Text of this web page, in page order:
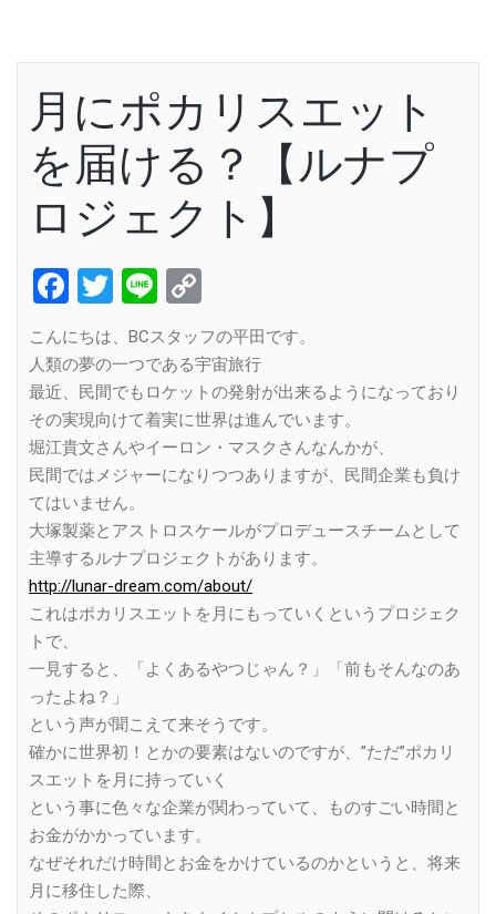
月にポカリスエット
を届ける？【ルナプ
ロジェクト】
Facebook
Twitter
Line
Link
こんにちは、BCスタッフの平田です。
人類の夢の一つである宇宙旅行
最近、民間でもロケットの発射が出来るようになっており
その実現向けて着実に世界は進んでいます。
堀江貴文さんやイーロン・マスクさんなんかが、
民間ではメジャーになりつつありますが、民間企業も負け
てはいません。
大塚製薬とアストロスケールがプロデュースチームとして
主導するルナプロジェクトがあります。
http://lunar-dream.com/about/
これはポカリスエットを月にもっていくというプロジェク
トで、
一見すると、「よくあるやつじゃん？」「前もそんなのあ
ったよね？」
という声が聞こえて来そうです。
確かに世界初！とかの要素はないのですが、”ただ”ポカリ
スエットを月に持っていく
という事に色々な企業が関わっていて、ものすごい時間と
お金がかかっています。
なぜそれだけ時間とお金をかけているのかというと、将来
月に移住した際、